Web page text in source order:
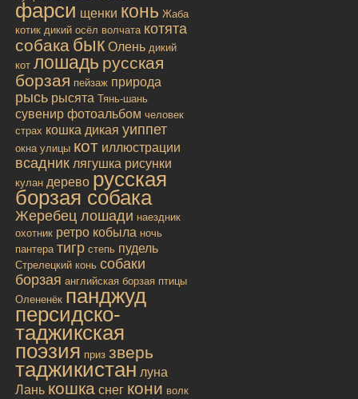
фарси щенки конь Жаба
котик дикий осёл волчата котята
собака бык Олень дикий
кот лошадь русская
борзая пейзаж природа
рысь рысята Тянь-шань
сувенир фотоальбом человек
страх кошка дикая уиппет
окна улицы кот иллюстрации
всадник лягушка рисунки
кулан дерево русская
борзая собака
Жеребец лошади наездник
охотник ретро кобыла ночь
пантера тигр степь пудель
Стрелецкий конь собаки
борзая английская борзая птицы
Олененёк панджуд
персидско-
таджикская
поэзия приз зверь
таджикистан луна
Лань кошка снег кони волк